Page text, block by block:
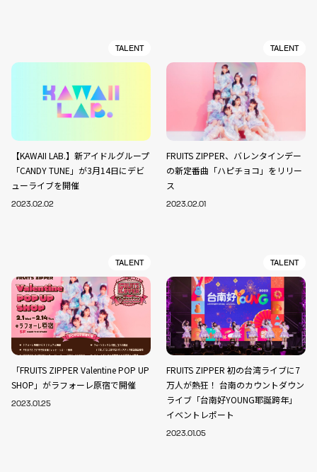
TALENT
【KAWAII LAB.】新アイドルグループ
「CANDY TUNE」が3月14日にデビ
ューライブを開催
2023.02.02
TALENT
FRUITS ZIPPER、バレンタインデー
の新定番曲「ハピチョコ」をリリー
ス
2023.02.01
TALENT
「FRUITS ZIPPER Valentine POP UP
SHOP」がラフォーレ原宿で開催
2023.01.25
TALENT
FRUITS ZIPPER 初の台湾ライブに7
万人が熱狂！ 台南のカウントダウン
ライブ「台南好YOUNG耶誕跨年」
イベントレポート
2023.01.05